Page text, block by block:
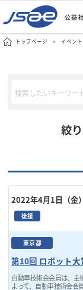
トップページ イベン
絞
2022年4月1日（金）
後援
東京都
第10回 ロボット大
自動車技術会会員は、主
よって、自動車技術会会